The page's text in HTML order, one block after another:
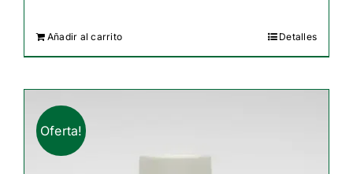
original
Añadir al carrito Detalles
Oferta!